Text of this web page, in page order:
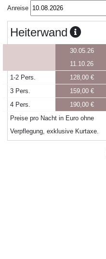
Anreise
Heiterwand
30.05.26
11.10.26
1-2 Pers.
128,00 €
3 Pers.
159,00 €
4 Pers.
190,00 €
Preise pro Nacht in Euro ohne
Verpflegung, exklusive Kurtaxe.